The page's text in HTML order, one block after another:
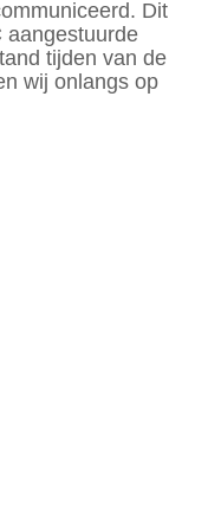
Dit
aangestuurde
tijden van de
wij onlangs op